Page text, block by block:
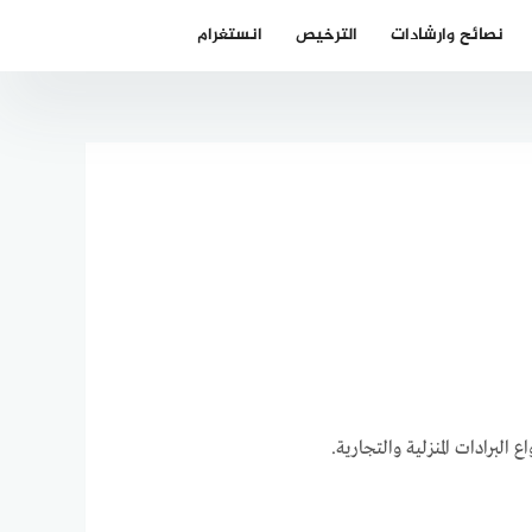
نصائح وارشادات الترخيص انستغرام
البرادات المنزلية والتجارية.